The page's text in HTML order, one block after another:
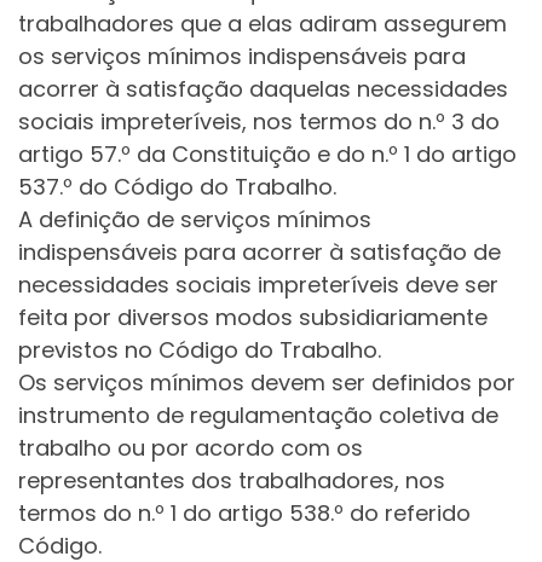
trabalhadores que a elas adiram assegurem
os serviços mínimos indispensáveis para
acorrer à satisfação daquelas necessidades
sociais impreteríveis, nos termos do n.º 3 do
artigo 57.º da Constituição e do n.º 1 do artigo
537.º do Código do Trabalho.
A definição de serviços mínimos
indispensáveis para acorrer à satisfação de
necessidades sociais impreteríveis deve ser
feita por diversos modos subsidiariamente
previstos no Código do Trabalho.
Os serviços mínimos devem ser definidos por
instrumento de regulamentação coletiva de
trabalho ou por acordo com os
representantes dos trabalhadores, nos
termos do n.º 1 do artigo 538.º do referido
Código.